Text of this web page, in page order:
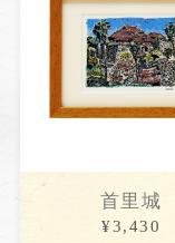
首里城
¥3,430